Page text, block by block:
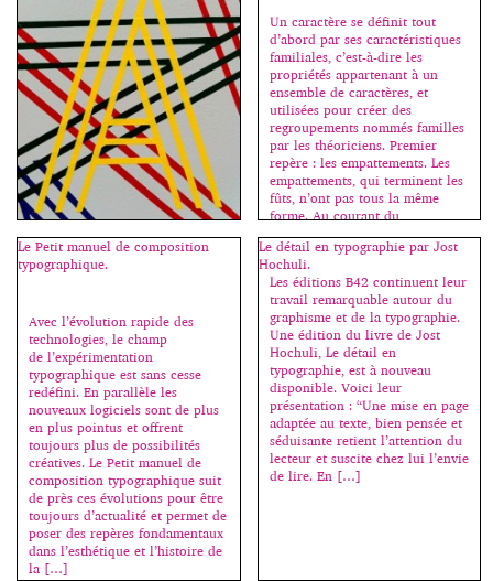
Ils sont mystérieux les Lift
noms de ceux qui forment ce
groupe et distribuent de fontes
gratuites en éditions limitées
(sur une période ou une
quantité définie). C’est jusqu’à
ce soir, on se précipite, merci à
eux ! http://lift-type.fr/
http://lift-type.tumblr.com/
Un caractère se définit tout
d’abord par ses caractéristiques
familiales, c’est-à-dire les
propriétés appartenant à un
ensemble de caractères, et
utilisées pour créer des
regroupements nommés familles
par les théoriciens. Premier
repère : les empattements. Les
empattements, qui terminent les
fûts, n’ont pas tous la même
forme. Au courant du
XIXe siècle, ils ont commencé à
disparaître. […]
Le Petit manuel de composition
typographique.
Avec l’évolution rapide des
technologies, le champ
de l’expérimentation
typographique est sans cesse
redéfini. En parallèle les
nouveaux logiciels sont de plus
en plus pointus et offrent
toujours plus de possibilités
créatives. Le Petit manuel de
composition typographique suit
de près ces évolutions pour être
toujours d’actualité et permet de
poser des repères fondamentaux
dans l’esthétique et l’histoire de
la […]
Le détail en typographie par Jost
Hochuli.
Les éditions B42 continuent leur
travail remarquable autour du
graphisme et de la typographie.
Une édition du livre de Jost
Hochuli, Le détail en
typographie, est à nouveau
disponible. Voici leur
présentation : “Une mise en page
adaptée au texte, bien pensée et
séduisante retient l’attention du
lecteur et suscite chez lui l’envie
de lire. En […]